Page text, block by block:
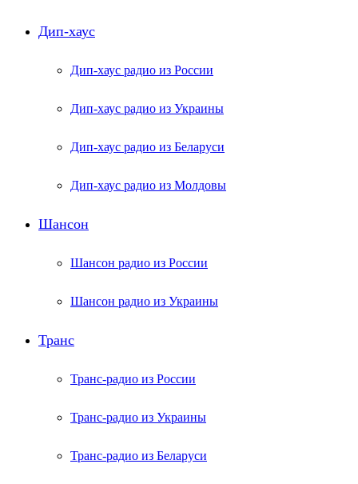
Дип-хаус
Дип-хаус радио из России
Дип-хаус радио из Украины
Дип-хаус радио из Беларуси
Дип-хаус радио из Молдовы
Шансон
Шансон радио из России
Шансон радио из Украины
Транс
Транс-радио из России
Транс-радио из Украины
Транс-радио из Беларуси